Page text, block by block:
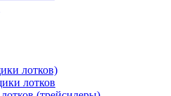
лотков)
лотков